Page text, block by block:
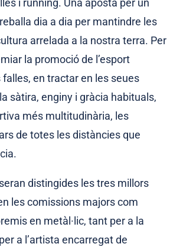
i running. Una aposta per un
dia a dia per mantindre les
arrelada a la nostra terra. Per
la promoció de l’esport
en tractar en les seues
sàtira, enginy i gràcia habituals,
més multitudinària, les
de totes les distàncies que
distingides les tres millors
les comissions majors com
en metàl·lic, tant per a la
a l’artista encarregat de